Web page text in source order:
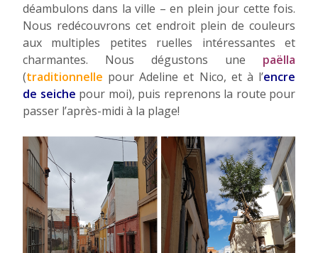
déambulons dans la ville – en plein jour cette fois.
Nous redécouvrons cet endroit plein de couleurs
aux multiples petites ruelles intéressantes et
charmantes. Nous dégustons une paëlla
(traditionnelle pour Adeline et Nico, et à l’encre
de seiche pour moi), puis reprenons la route pour
passer l’après-midi à la plage!